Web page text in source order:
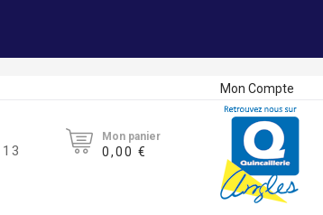
Mon Compte
Mon panier
0,00 €